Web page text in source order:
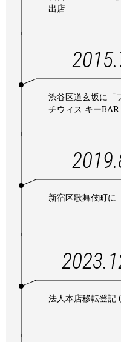
出店
渋谷区道玄坂に「
チウィス キー
新宿区歌舞伎町
法人本店移転登記